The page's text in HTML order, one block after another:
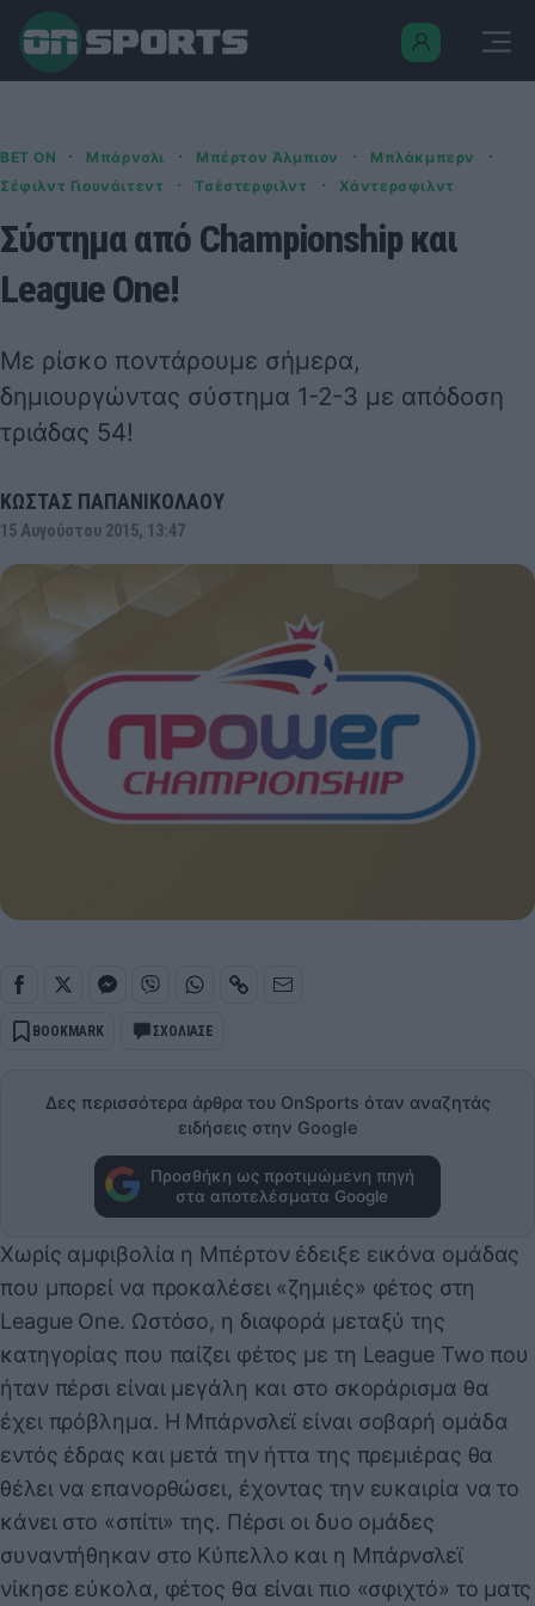
BET ON · Μπάρνσλι · Μπέρτον Άλμπιον · Μπλάκμπερν ·
Σέφιλντ Γιουνάιτεντ · Τσέστερφιλντ · Χάντερσφιλντ
Σύστημα από Championship και
League One!
Με ρίσκο ποντάρουμε σήμερα,
δημιουργώντας σύστημα 1-2-3 με απόδοση
τριάδας 54!
ΚΩΣΤΑΣ ΠΑΠΑΝΙΚΟΛΑΟΥ
15 Αυγούστου 2015, 13:47
BOOKMARK ΣΧΟΛΙΑΣΕ
Δες περισσότερα άρθρα του OnSports όταν αναζητάς
ειδήσεις στην Google
Προσθήκη ως προτιμώμενη πηγή
στα αποτελέσματα Google
Χωρίς αμφιβολία η Μπέρτον έδειξε εικόνα ομάδας
που μπορεί να προκαλέσει «ζημιές» φέτος στη
League One. Ωστόσο, η διαφορά μεταξύ της
κατηγορίας που παίζει φέτος με τη League Two που
ήταν πέρσι είναι μεγάλη και στο σκοράρισμα θα
έχει πρόβλημα. Η Μπάρνσλεϊ είναι σοβαρή ομάδα
εντός έδρας και μετά την ήττα της πρεμιέρας θα
θέλει να επανορθώσει, έχοντας την ευκαιρία να το
κάνει στο «σπίτι» της. Πέρσι οι δυο ομάδες
συναντήθηκαν στο Κύπελλο και η Μπάρνσλεϊ
νίκησε εύκολα, φέτος θα είναι πιο «σφιχτό» το ματς